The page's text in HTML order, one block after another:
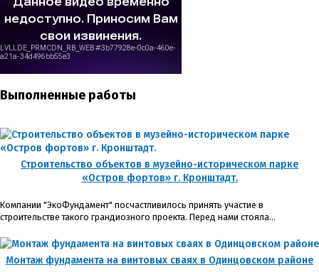
Выполненные работы
​Строительство объектов в музейно-историческом парке
«Остров фортов» г. Кронштадт.
Компании "ЭкоФундамент" посчастливилось принять участие в
строительстве такого грандиозного проекта. Перед нами стояла...
Монтаж фундамента на винтовых сваях в Одинцовском районе